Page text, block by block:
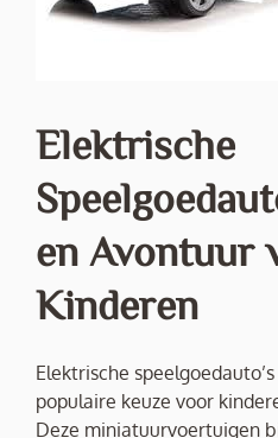
Elektrische
en Avontuur
Kinderen
Elektrische
populaire keuze voor
Deze miniatuurvoertuigen